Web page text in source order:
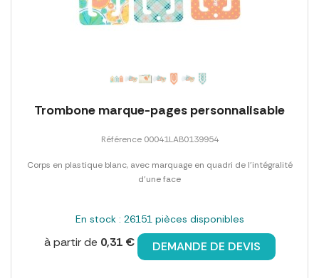
Trombone marque-pages personnalisable
Référence 00041LAB0139954
Corps en plastique blanc, avec marquage en quadri de l'intégralité
d'une face
En stock : 26151 pièces disponibles
à partir de 0,31 € DEMANDE DE DEVIS